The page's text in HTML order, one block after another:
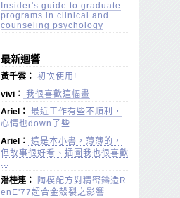
Insider's guide to graduate
programs in clinical and
counseling psychology
最新迴響
黃千雲： 初次使用!
vivi： 我很喜歡這幅畫
Ariel： 最近工作有些不順利，
心情也down了些 ...
Ariel： 這是本小書，薄薄的，
但故事很好看、插圖我也很喜歡
潘桂連：
陶模配方對精密鑄造R
enE'77超合金殼裂之影響